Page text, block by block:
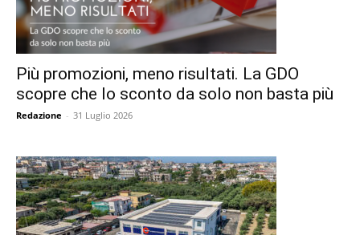
Più promozioni, meno risultati. La GDO
scopre che lo sconto da solo non basta più
Redazione - 31 Luglio 2026